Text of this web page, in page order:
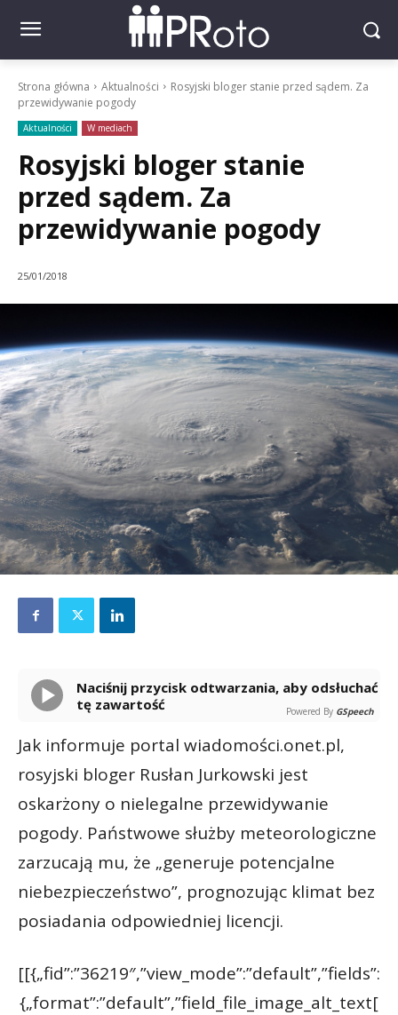
Strona główna Aktualności
Rosyjski bloger stanie przed sądem. Za
przewidywanie pogody
Aktualności W mediach
Rosyjski bloger stanie
przed sądem. Za
przewidywanie pogody
25/01/2018
Naciśnij przycisk odtwarzania, aby odsłuchać
tę zawartość
Powered By GSpeech
Jak informuje portal wiadomości.onet.pl,
rosyjski bloger Rusłan Jurkowski jest
oskarżony o nielegalne przewidywanie
pogody. Państwowe służby meteorologiczne
zarzucają mu, że „generuje potencjalne
niebezpieczeństwo”, prognozując klimat bez
posiadania odpowiedniej licencji.
[[{„fid”:”36219″,”view_mode”:”default”,”fields”:
{„format”:”default”,”field_file_image_alt_text[